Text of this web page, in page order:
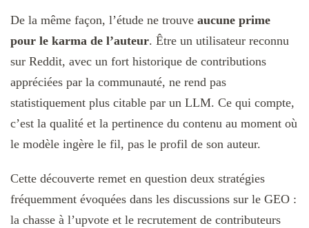
De la même façon, l’étude ne trouve aucune prime
pour le karma de l’auteur. Être un utilisateur reconnu
sur Reddit, avec un fort historique de contributions
appréciées par la communauté, ne rend pas
statistiquement plus citable par un LLM. Ce qui compte,
c’est la qualité et la pertinence du contenu au moment où
le modèle ingère le fil, pas le profil de son auteur.
Cette découverte remet en question deux stratégies
fréquemment évoquées dans les discussions sur le GEO :
la chasse à l’upvote et le recrutement de contributeurs